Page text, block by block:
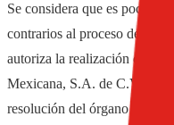
Se considera que es poco
contrarios al proceso de
autoriza la realización de la
Mexicana, S.A. de C.V. y
resolución del órgano